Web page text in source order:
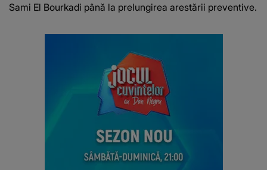
Sami El Bourkadi până la prelungirea arestării preventive.